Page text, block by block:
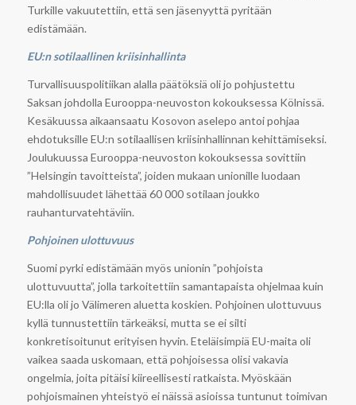
Turkille vakuutettiin, että sen jäsenyyttä pyritään
edistämään.
EU:n sotilaallinen kriisinhallinta
Turvallisuuspolitiikan alalla päätöksiä oli jo pohjustettu
Saksan johdolla Eurooppa-neuvoston kokouksessa Kölnissä.
Kesäkuussa aikaansaatu Kosovon aselepo antoi pohjaa
ehdotuksille EU:n sotilaallisen kriisinhallinnan kehittämiseksi.
Joulukuussa Eurooppa-neuvoston kokouksessa sovittiin
”Helsingin tavoitteista”, joiden mukaan unionille luodaan
mahdollisuudet lähettää 60 000 sotilaan joukko
rauhanturvatehtäviin.
Pohjoinen ulottuvuus
Suomi pyrki edistämään myös unionin ”pohjoista
ulottuvuutta”, jolla tarkoitettiin samantapaista ohjelmaa kuin
EU:lla oli jo Välimeren aluetta koskien. Pohjoinen ulottuvuus
kyllä tunnustettiin tärkeäksi, mutta se ei silti
konkretisoitunut erityisen hyvin. Eteläisimpiä EU-maita oli
vaikea saada uskomaan, että pohjoisessa olisi vakavia
ongelmia, joita pitäisi kiireellisesti ratkaista. Myöskään
pohjoismainen yhteistyö ei näissä asioissa tuntunut toimivan